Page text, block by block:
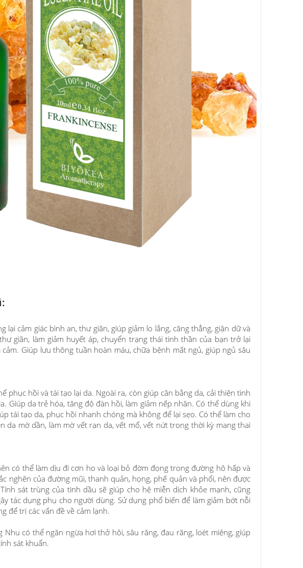
lại cảm giác bình an, thư giãn, giúp giảm lo lắng, căng thẳng, giận dữ và
giãn, làm giảm huyết áp, chuyển trạng thái tinh thần của bạn trở lại
Giúp lưu thông tuần hoàn máu, chữa bệnh mất ngủ, giúp ngủ sâu
phục hồi và tái tạo lại da. Ngoài ra, còn giúp cân bằng da, cải thiện tình
Giúp da trẻ hóa, tăng độ đàn hồi, làm giảm nếp nhăn. Có thể dùng khi
tái tạo da, phục hồi nhanh chóng mà không để lại sẹo. Có thể làm cho
da mờ dần, làm mờ vết rạn da, vết mổ, vết nứt trong thời kỳ mang thai
có thể làm dịu đi cơn ho và loại bỏ đờm đọng trong đường hô hấp và
nghẽn của đường mũi, thanh quản, họng, phế quản và phổi, nên được
sát trùng của tinh dầu sẽ giúp cho hệ miễn dịch khỏe mạnh, cũng
tác dụng phụ cho người dùng. Sử dụng phổ biến để làm giảm bớt nỗi
để trị các vấn đề về cảm lạnh.
Nhu có thể ngăn ngừa hơi thở hôi, sâu răng, đau răng, loét miệng, giúp
sát khuẩn.